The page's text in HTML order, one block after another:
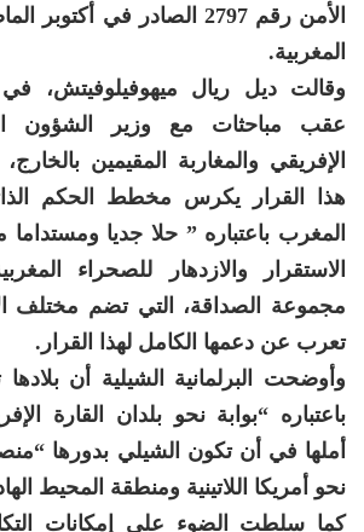
الأمن رقم 2797 الصادر في
المغربية.
وقالت ديل ريال ميهوفيلوفيتش،
عقب مباحثات مع وزير الشؤون
الإفريقي والمغاربة المقيمين
هذا القرار يكرس مخطط الحكم
المغرب باعتباره ” حلا جديا
الاستقرار والازدهار للصحراء
مجموعة الصداقة، التي تضم مختلف
تعرب عن دعمها الكامل لهذا القرار.
وأوضحت البرلمانية الشيلية أن
باعتباره “بوابة نحو بلدان القارة
أملها في أن تكون الشيلي بدورها
نحو أمريكا اللاتينية ومنطقة المحيط
كما سلطت الضوء على إمكانات